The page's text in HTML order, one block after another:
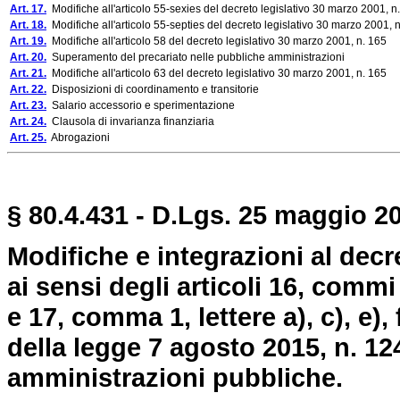
Art. 17. Modifiche all'articolo 55-sexies del decreto legislativo 30 marzo 2001,
Art. 18. Modifiche all'articolo 55-septies del decreto legislativo 30 marzo 2001,
Art. 19. Modifiche all'articolo 58 del decreto legislativo 30 marzo 2001, n. 165
Art. 20. Superamento del precariato nelle pubbliche amministrazioni
Art. 21. Modifiche all'articolo 63 del decreto legislativo 30 marzo 2001, n. 165
Art. 22. Disposizioni di coordinamento e transitorie
Art. 23. Salario accessorio e sperimentazione
Art. 24. Clausola di invarianza finanziaria
Art. 25. Abrogazioni
§ 80.4.431 - D.Lgs. 25 maggio
Modifiche e integrazioni al
ai sensi degli articoli 16,
e 17, comma 1, lettere a), c),
della legge 7 agosto 2015, n.
amministrazioni pubbliche.